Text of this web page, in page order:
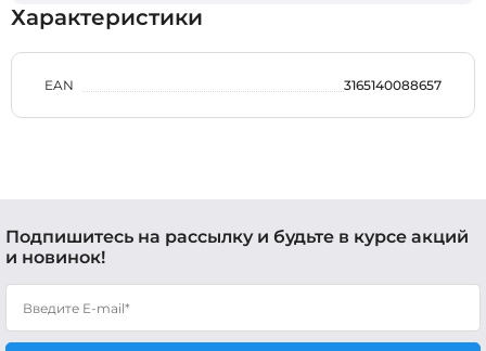
Характеристики
EAN 3165140088657
Подпишитесь на рассылку и будьте в курсе акций
и новинок!